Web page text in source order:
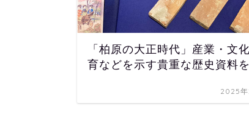
「柏原の大正時代」産業・文
育などを示す貴重な歴史資料
2025年